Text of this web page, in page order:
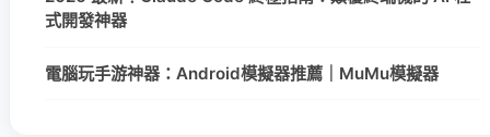
式開發神器
電腦玩手游神器：Android模擬器推薦｜MuMu模擬器